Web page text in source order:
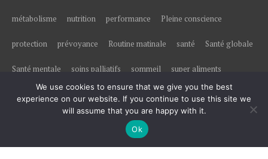
métabolisme nutrition performance Pleine conscience
protection prévoyance Routine matinale santé Santé globale
Santé mentale soins palliatifs sommeil super aliments
Traitement du calcaire Vie saine vitalité Économies d'énergie
© All right reserved 2017Medical Circle byAcme Themes
We use cookies to ensure that we give you the best
experience on our website. If you continue to use this site we
will assume that you are happy with it.
Ok